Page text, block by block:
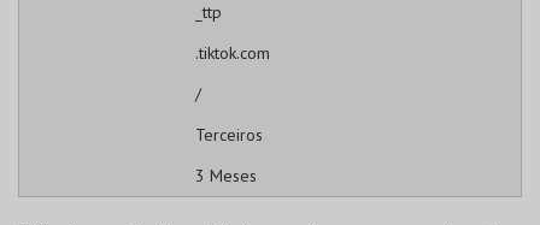
_ttp
.tiktok.com
/
Terceiros
3 Meses